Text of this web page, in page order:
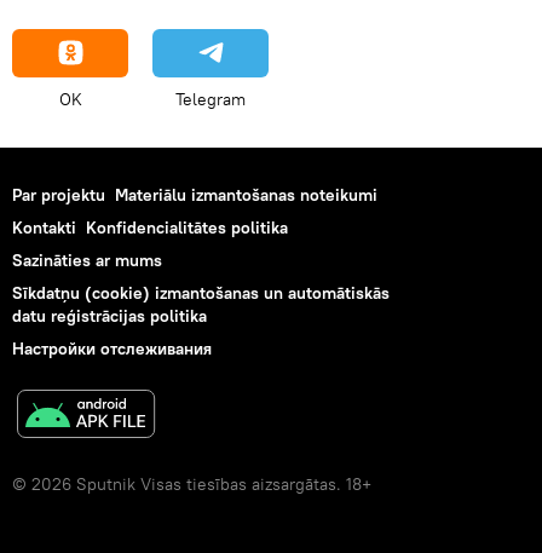
OK Telegram
Par projektu Materiālu izmantošanas noteikumi
Kontakti Konfidencialitātes politika
Sazināties ar mums
Sīkdatņu (cookie) izmantošanas un automātiskās
datu reģistrācijas politika
Настройки отслеживания
© 2026 Sputnik Visas tiesības aizsargātas. 18+